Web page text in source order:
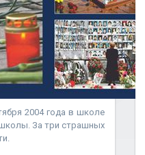
2004 года в школе
За три страшных